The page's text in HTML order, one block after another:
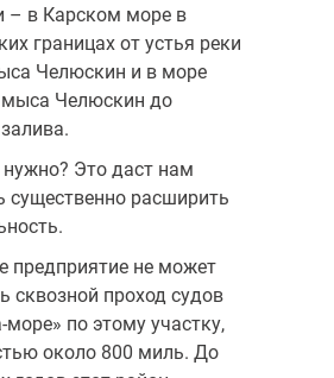
– в Карском море в
границах от устья реки
Челюскин и в море
мыса Челюскин до
нужно? Это даст нам
существенно расширить
предприятие не может
сквозной проход судов
море» по этому участку,
около 800 миль. До